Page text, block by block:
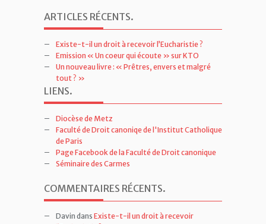
ARTICLES RÉCENTS.
Existe-t-il un droit à recevoir l’Eucharistie ?
Emission « Un coeur qui écoute » sur KTO
Un nouveau livre : « Prêtres, envers et malgré
tout ? »
LIENS.
Diocèse de Metz
Faculté de Droit canoniqe de l'Institut Catholique
de Paris
Séminaire des Carmes
COMMENTAIRES RÉCENTS.